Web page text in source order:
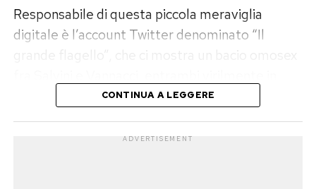
Responsabile di questa piccola meraviglia
digitale è l’account Twitter denominato “Il
canottiera, Ignazio La Russa alle prese con il suo
busto del Duce, un Gualtieri riappacificato con
Tony Effe e le due “grandi donne” della politica
CONTINUA A LEGGERE
ADVERTISEMENT